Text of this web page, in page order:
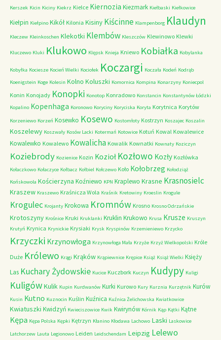
Kerszek Kicin Kiciny Kiekrz Kielce Kiernozia Kiezmark Kiełbaski Kiełkowice
Kiełpin Kiełpino Kikół Kilonia Kisiny Kiścinne Klampenborg Klaudyn
Kleczew Kleinkoschen Klekotki Klembów Kleszczów Klewinowo Klewki
Kluczewo Kluki Klukowo Klępsk Knieja Kniewo Kobiałka Kobylanka
Kobyłka Kociesze Kocień Wielki Kociołek Koczargi Koczała Kodeń Kodrąb
Koenigstein Koge Kolesin Kolno Koluszki Komornica Kompina Konarzyny Koniecpol
Konin Konojady Konopki Konotop Konradowo Konstancin Konstantynów Łódzki
Kopalino Kopenhaga Koronowo Koryciny Koryciska Koryta Korytnica Korytów
Korzeniewo Korzeń Kosewko Kosewo Kostomłoty Kostrzyn Koszajec Koszalin
Koszelewy Koszwały Kosów Lacki Kotermań Kotowice Kotuń Kowal Kowalewice
Kowalewko Kowalewo Kowalicha Kowalik Kownatki Kownaty Koziczyn
Koziebrody Kozienice Kozin Kozioł Kozłowo Kozły Kozłówka
Kołaczkowo Kołaczyce Kołbacz Kołbiel Kołczewo Koło Kołobrzeg Kołodziąż
Końskowola Kościerzyna Koźniewo KPN Kraplewo Krasne Krasnosielc
Kraszew Kraszewo Kraśnicza Wola Kraśnik Kretowiny Kroeslin Krogule
Krogulec Krojanty Krokowa Kromnów Krosno Krosno Odrzańskie
Krotoszyny Krośnice Kruki Kruklanki Kruklin Krukowo Krusa Krusze Kruszyn
Krutyń Krynica Krynickie Krysiaki Krysk Kryspinów Krzemieniewo Krzycko
Krzyczki Krzynowłoga Krzynowłoga Mała Krzyże Krzyż Wielkopolski Króle
Duże Królewo Krągi Krąków Krąpiewnice Krępice Książ Książ Wielki Księży
Las Kuchary Żydowskie Kucice Kuczbork Kuczyn Kudypy Kuligi
KuligówKulik Kupin Kurdwanów Kurki Kurowo Kury Kurznia Kurzętnik Kurów
Kusin Kutno Kuznocin Kuślin Kuźnica Kuźnica Żelichowska Kwiatkowice
Kwiatuszki Kwidzyń Kwieciszowice Kwik Kwirynów Kórnik Kąp Kątki Kątne
Kępa Kępa Polska Kępki Kętrzyn Kłanino Kłodawa Lachowo Laski Laskowice
Latchorzew Lauta Legionowo Leiden Leidschendam Leipzig Lelewo